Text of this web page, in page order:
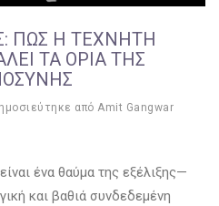
ΠΏΣ Η ΤΕΧΝΗΤΉ
ΤΑ ΌΡΙΑ ΤΗΣ
από Amit Gangwar
ένα θαύμα της εξέλιξης—
και βαθιά συνδεδεμένη